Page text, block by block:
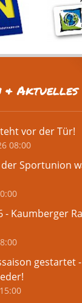
& Aktuelles
vor der Tür!
08:00
Sportunion
- Kaumberger
gestartet